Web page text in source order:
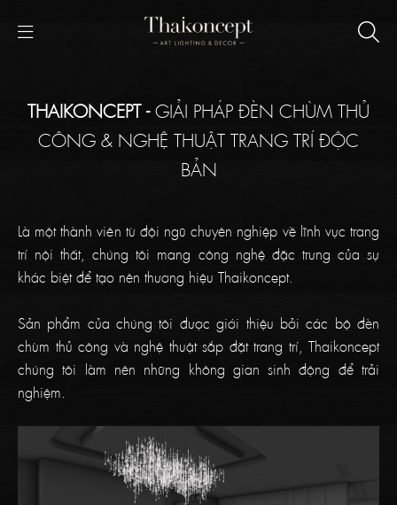
THAIKONCEPT -GIẢI PHÁP ĐÈN CHÙM THỦ
CÔNG & NGHỆ THUẬT TRANG TRÍ ĐỘC
BẢN
Là một thành viên từ đội ngũ chuyên nghiệp về lĩnh vực trang
trí nội thất, chúng tôi mang công nghệ đặc trưng của sự
khác biệt để tạo nên thương hiệu Thaikoncept.
Sản phẩm của chúng tôi được giới thiệu bởi các bộ đèn
chùm thủ công và nghệ thuật sắp đặt trang trí, Thaikoncept
chúng tôi làm nên những không gian sinh động để trải
nghiệm.